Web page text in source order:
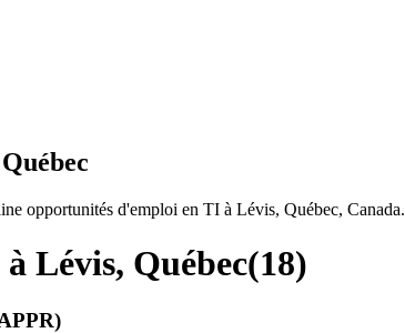
opportunités d'emploi en TI à Lévis, Québec, Canada.
Lévis, Québec(18)